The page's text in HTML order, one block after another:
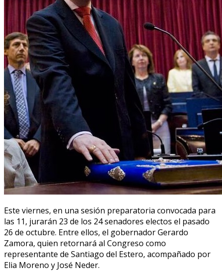
Este viernes, en una sesión preparatoria convocada para
las 11, jurarán 23 de los 24 senadores electos el pasado
26 de octubre. Entre ellos, el gobernador Gerardo
Zamora, quien retornará al Congreso como
representante de Santiago del Estero, acompañado por
Elia Moreno y José Neder.